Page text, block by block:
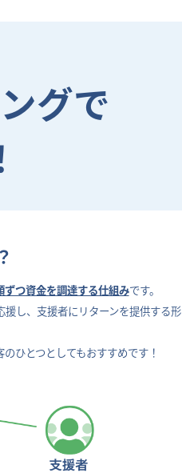
グで
ずつ資金を調達する仕組みです。
し、支援者にリターンを提供する形
のひとつとしてもおすすめです！